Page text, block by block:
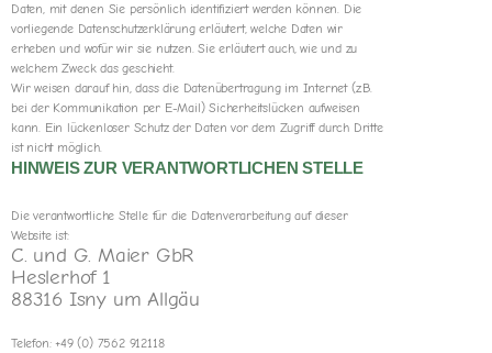
Daten, mit denen Sie persönlich identifiziert werden können. Die
vorliegende Datenschutzerklärung erläutert, welche Daten wir
erheben und wofür wir sie nutzen. Sie erläutert auch, wie und zu
welchem Zweck das geschieht.
Wir weisen darauf hin, dass die Datenübertragung im Internet (z.B.
bei der Kommunikation per E-Mail) Sicherheitslücken aufweisen
kann. Ein lückenloser Schutz der Daten vor dem Zugriff durch Dritte
ist nicht möglich.
HINWEIS ZUR VERANTWORTLICHEN STELLE
Die verantwortliche Stelle für die Datenverarbeitung auf dieser
Website ist:
C. und G. Maier GbR
Heslerhof 1
88316 Isny um Allgäu
Telefon: +49 (0) 7562 912118